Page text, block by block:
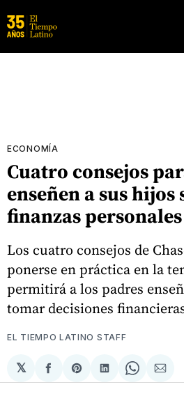
ECONOMÍA
Cuatro consejos
enseñen a sus hijos
finanzas personales
Los cuatro consejos de
ponerse en práctica en la
permitirá a los padres
tomar decisiones
EL TIEMPO LATINO STAFF
𝕏
Compartir
en
Share
on
Compartir
en
Share
on
via